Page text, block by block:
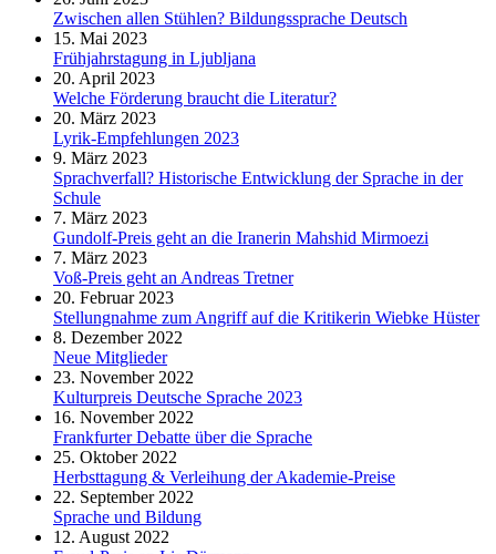
Zwischen allen Stühlen? Bildungssprache Deutsch
15. Mai 2023
Frühjahrstagung in Ljubljana
20. April 2023
Welche Förderung braucht die Literatur?
20. März 2023
Lyrik-Empfehlungen 2023
9. März 2023
Sprachverfall? Historische Entwicklung der Sprache in der
Schule
7. März 2023
Gundolf-Preis geht an die Iranerin Mahshid Mirmoezi
7. März 2023
Voß-Preis geht an Andreas Tretner
20. Februar 2023
Stellungnahme zum Angriff auf die Kritikerin Wiebke Hüster
8. Dezember 2022
Neue Mitglieder
23. November 2022
Kulturpreis Deutsche Sprache 2023
16. November 2022
Frankfurter Debatte über die Sprache
25. Oktober 2022
Herbsttagung & Verleihung der Akademie-Preise
22. September 2022
Sprache und Bildung
12. August 2022